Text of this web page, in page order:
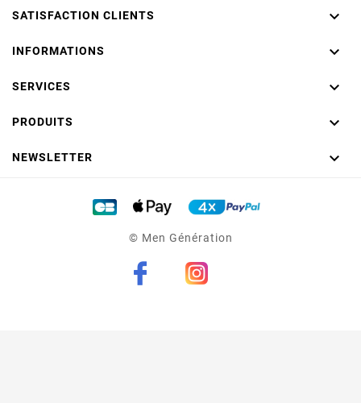
SATISFACTION CLIENTS 
INFORMATIONS 
SERVICES 
PRODUITS 
NEWSLETTER 
© Men Génération